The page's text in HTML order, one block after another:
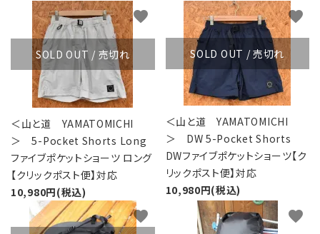
SOLD OUT / 売切れ
＜山と道 YAMATOMICHI
＞ 5-Pocket Shorts Long
ファイブポケットショーツ ロング
【クリックポスト便】対応
10,980円(税込)
favorite
SOLD OUT / 売切れ
＜山と道 YAMATOMICHI
＞ DW 5-Pocket Shorts
DWファイブポケットショーツ【ク
リックポスト便】対応
10,980円(税込)
favorite
favorite favorite